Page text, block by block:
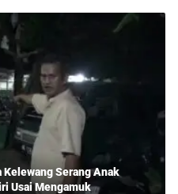
Serang Anak
Usai Mengamuk